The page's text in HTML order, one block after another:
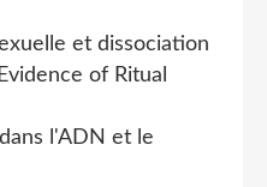
et dissociation
of Ritual
l'ADN et le